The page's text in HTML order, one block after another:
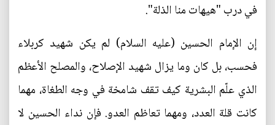
في درب "هيهات منا الذلة".
إن الإمام الحسين (عليه السلام) لم يكن شهيد كربلاء
فحسب، بل كان وما يزال شهيد الإصلاح، والمصلح الأعظم
الذي علّم البشرية كيف تقف شامخة في وجه الطغاة، مهما
كانت قلة العدد، ومهما تعاظم العدو. فإن نداء الحسين لا